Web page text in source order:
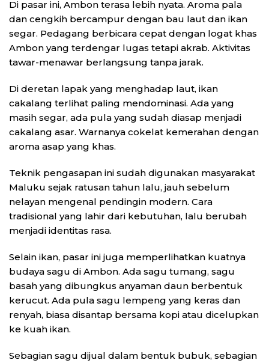
Di pasar ini, Ambon terasa lebih nyata. Aroma pala
dan cengkih bercampur dengan bau laut dan ikan
segar. Pedagang berbicara cepat dengan logat khas
Ambon yang terdengar lugas tetapi akrab. Aktivitas
tawar-menawar berlangsung tanpa jarak.
Di deretan lapak yang menghadap laut, ikan
cakalang terlihat paling mendominasi. Ada yang
masih segar, ada pula yang sudah diasap menjadi
cakalang asar. Warnanya cokelat kemerahan dengan
aroma asap yang khas.
Teknik pengasapan ini sudah digunakan masyarakat
Maluku sejak ratusan tahun lalu, jauh sebelum
nelayan mengenal pendingin modern. Cara
tradisional yang lahir dari kebutuhan, lalu berubah
menjadi identitas rasa.
Selain ikan, pasar ini juga memperlihatkan kuatnya
budaya sagu di Ambon. Ada sagu tumang, sagu
basah yang dibungkus anyaman daun berbentuk
kerucut. Ada pula sagu lempeng yang keras dan
renyah, biasa disantap bersama kopi atau dicelupkan
ke kuah ikan.
Sebagian sagu dijual dalam bentuk bubuk, sebagian